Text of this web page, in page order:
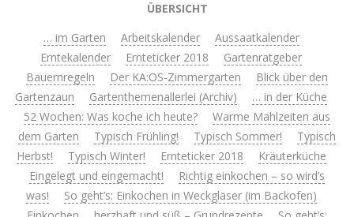
ÜBERSICHT
… im Garten
Arbeitskalender
Aussaatkalender
Erntekalender
Ernteticker 2018
Gartenratgeber
Bauernregeln
Der KA:OS-Zimmergarten
Blick über den
Gartenzaun
Gartenthemenallerlei (Archiv)
… in der Küche
52 Wochen: Was koche ich heute?
Warme Mahlzeiten aus
dem Garten
Typisch Frühling! Typisch Sommer!
Typisch
Herbst!
Typisch Winter! Ernteticker 2018
Kräuterküche
Eingelegt und eingemacht!
Richtig einkochen – so wird’s
was!
So geht’s: Einkochen in Weckgläser (im Backofen)